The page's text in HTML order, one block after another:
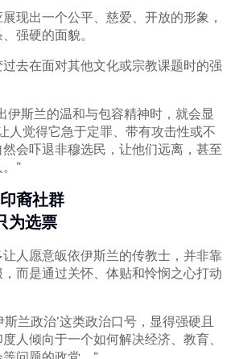
现出一个公平、慈爱、开放的形象，
强硬的面貌。
去在面对其他文化或宗教课题时的强
伊斯兰的温和与包容精神时，就会显
人觉得它急于定罪、带有攻击性或不
会吓退非穆选民，让他们远离，甚至
”
裔社群
为选票
人愿意皈依伊斯兰的传教士，并非靠
而是通过关怀、体贴和怜悯之心打动
斯兰政治’这类政治口号，显得强硬且
人倾向于一个如何解决经济、教育、